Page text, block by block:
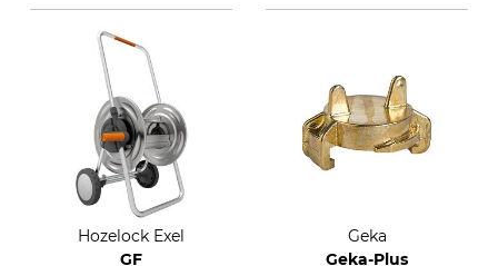
Hozelock Exel
GF
Geka
Geka-Plus